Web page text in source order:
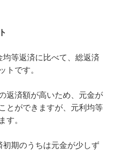
均等返済に比べて、総返済
トです。
返済額が高いため、元金が
とができますが、元利均等
す。
初期のうちは元金が少しず